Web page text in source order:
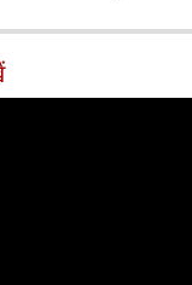
करोड़ों की दौलतने